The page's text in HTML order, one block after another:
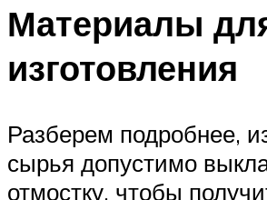
Материалы
изготовления
Разберем подробнее,
сырья допустимо
отмостку, чтобы